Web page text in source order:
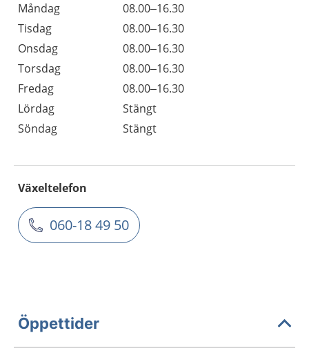
Måndag
08.00–16.30
Tisdag
08.00–16.30
Onsdag
08.00–16.30
Torsdag
08.00–16.30
Fredag
08.00–16.30
Lördag
Stängt
Söndag
Stängt
Växeltelefon
060-18 49 50
Öppettider